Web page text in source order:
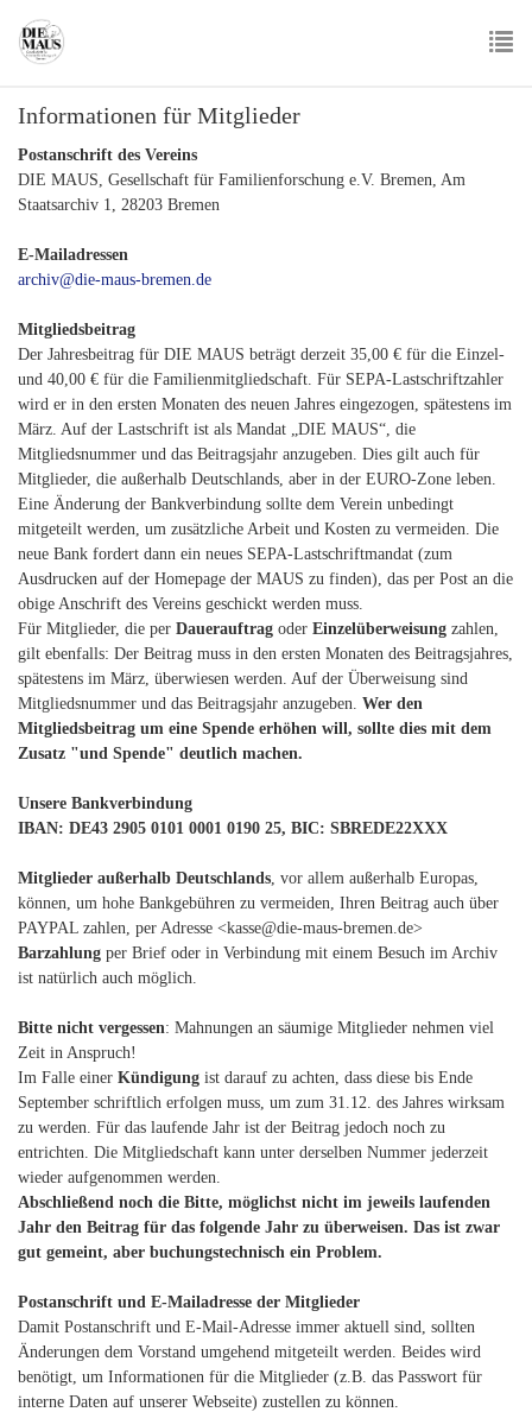
main
Informationen für Mitglieder
Postanschrift des Vereins
DIE MAUS, Gesellschaft für Familienforschung e.V. Bremen, Am
Staatsarchiv 1, 28203 Bremen
E-Mailadressen
archiv@die-maus-bremen.de
Mitgliedsbeitrag
Der Jahresbeitrag für DIE MAUS beträgt derzeit 35,00 € für die Einzel-
und 40,00 € für die Familienmitgliedschaft. Für SEPA-Lastschriftzahler
wird er in den ersten Monaten des neuen Jahres eingezogen, spätestens im
März. Auf der Lastschrift ist als Mandat „DIE MAUS“, die
Mitgliedsnummer und das Beitragsjahr anzugeben. Dies gilt auch für
Mitglieder, die außerhalb Deutschlands, aber in der EURO-Zone leben.
Eine Änderung der Bankverbindung sollte dem Verein unbedingt
mitgeteilt werden, um zusätzliche Arbeit und Kosten zu vermeiden. Die
neue Bank fordert dann ein neues SEPA-Lastschriftmandat (zum
Ausdrucken auf der Homepage der MAUS zu finden), das per Post an die
obige Anschrift des Vereins geschickt werden muss.
Für Mitglieder, die per Dauerauftrag oder Einzelüberweisung zahlen,
gilt ebenfalls: Der Beitrag muss in den ersten Monaten des Beitragsjahres,
spätestens im März, überwiesen werden. Auf der Überweisung sind
Mitgliedsnummer und das Beitragsjahr anzugeben. Wer den
Mitgliedsbeitrag um eine Spende erhöhen will, sollte dies mit dem
Zusatz "und Spende" deutlich machen.
Unsere Bankverbindung
IBAN: DE43 2905 0101 0001 0190 25, BIC: SBREDE22XXX
Mitglieder außerhalb Deutschlands, vor allem außerhalb Europas,
können, um hohe Bankgebühren zu vermeiden, Ihren Beitrag auch über
PAYPAL zahlen, per Adresse <kasse@die-maus-bremen.de>
Barzahlung per Brief oder in Verbindung mit einem Besuch im Archiv
ist natürlich auch möglich.
Bitte nicht vergessen: Mahnungen an säumige Mitglieder nehmen viel
Zeit in Anspruch!
Im Falle einer Kündigung ist darauf zu achten, dass diese bis Ende
September schriftlich erfolgen muss, um zum 31.12. des Jahres wirksam
zu werden. Für das laufende Jahr ist der Beitrag jedoch noch zu
entrichten. Die Mitgliedschaft kann unter derselben Nummer jederzeit
wieder aufgenommen werden.
Abschließend noch die Bitte, möglichst nicht im jeweils laufenden
Jahr den Beitrag für das folgende Jahr zu überweisen. Das ist zwar
gut gemeint, aber buchungstechnisch ein Problem.
Postanschrift und E-Mailadresse der Mitglieder
Damit Postanschrift und E-Mail-Adresse immer aktuell sind, sollten
Änderungen dem Vorstand umgehend mitgeteilt werden. Beides wird
benötigt, um Informationen für die Mitglieder (z.B. das Passwort für
interne Daten auf unserer Webseite) zustellen zu können.